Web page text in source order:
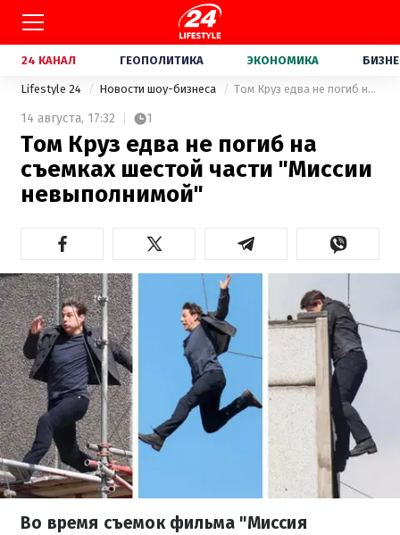
24 КАНАЛ ГЕОПОЛИТИКА ЭКОНОМИКА
Lifestyle 24 Новости шоу-бизнеса Том Круз едва не погиб на съемках шестой части "Миссии невыполнимой"
14 августа, 17:32 1
Том Круз едва не погиб на
съемках шестой части "Миссии
невыполнимой"
Во время съемок фильма "Миссия